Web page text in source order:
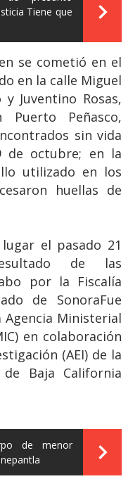
Tiene que
se cometió en el
en la calle Miguel
Juventino Rosas,
Peñasco,
sin vida
de octubre; en la
utilizado en los
huellas de
el pasado 21
de las
por la Fiscalía
de SonoraFue
Ministerial
en colaboración
(AEI) de la
Baja California
de menor